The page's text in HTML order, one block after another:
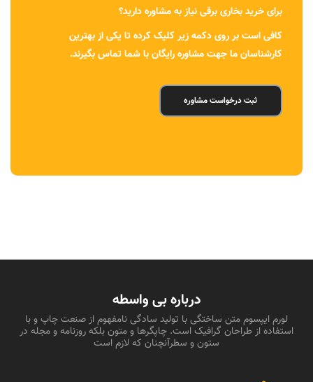
برای خرید بخاری برقی نیاز به مشاوره دارید؟
کافی است بر روی دکمه زیر کلیک کرده تا یکی از بهترین
کارشناسان ما جهت مشاوره رایگان با شما تماس بگیرند.
ثبت درخواست مشاوره
درباره بی واسطه
لورم ایپسوم متن ساختگی با تولید سادگی نامفهوم از صنعت چاپ و با
استفاده از طراحان گرافیک است. چاپگرها و متون بلکه روزنامه و مجله در
ستون و سطرآنچنان که لازم است